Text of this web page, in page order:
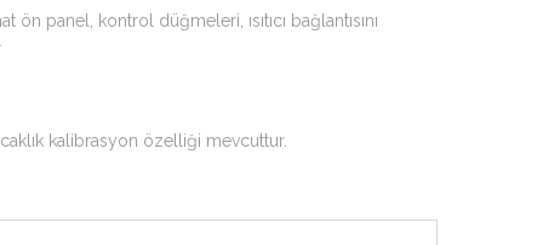
panel, kontrol düğmeleri, ısıtıcı bağlantısını
kalibrasyon özelliği mevcuttur.